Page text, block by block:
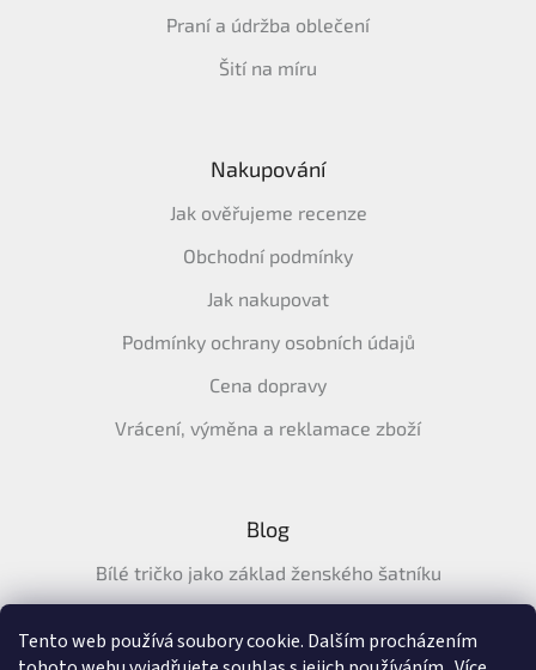
Tento web používá soubory cookie. Dalším procházením
Praní a údržba oblečení
Šití na míru
Nakupování
Jak ověřujeme recenze
Obchodní podmínky
Jak nakupovat
Podmínky ochrany osobních údajů
Cena dopravy
Vrácení, výměna a reklamace zboží
Blog
Bílé tričko jako základ ženského šatníku
tričko na léto